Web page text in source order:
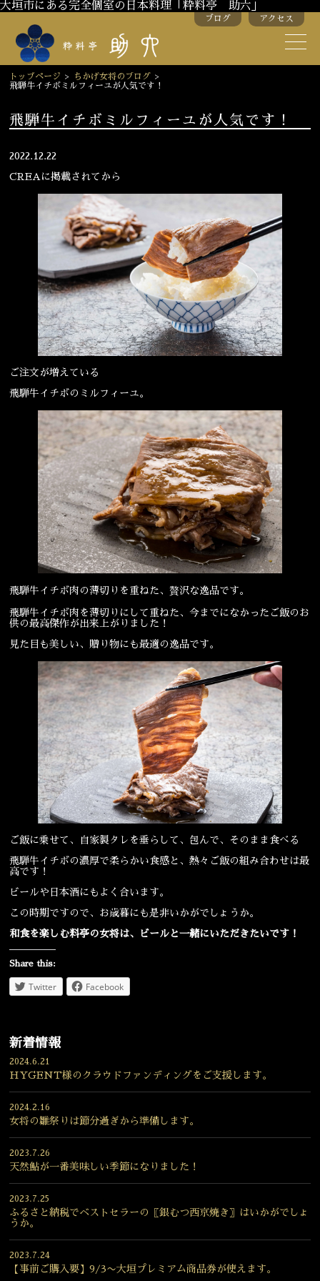
大垣市にある完全個室の日本料理「粋料亭 助六」
ブログ アクセス
トップページ > ちかげ女将のブログ >
飛騨牛イチボミルフィーユが人気です！
飛騨牛イチボミルフィーユが人気です！
2022.12.22
CREAに掲載されてから
ご注文が増えている
飛騨牛イチボのミルフィーユ。
飛騨牛イチボ肉の薄切りを重ねた、贅沢な逸品です。
飛騨牛イチボ肉を薄切りにして重ねた、今までになかったご飯のお
供の最高傑作が出来上がりました！
見た目も美しい、贈り物にも最適の逸品です。
ご飯に乗せて、自家製タレを垂らして、包んで、そのまま食べる
飛騨牛イチボの濃厚で柔らかい食感と、熱々ご飯の組み合わせは最
高です！
ビールや日本酒にもよく合います。
この時期ですので、お歳暮にも是非いかがでしょうか。
和食を楽しむ料亭の女将は、ビールと一緒にいただきたいです！
Share this:
Twitter Facebook
新着情報
2024.6.21
HYGENT様のクラウドファンディングをご支援します。
2024.2.16
女将の雛祭りは節分過ぎから準備します。
2023.7.26
天然鮎が一番美味しい季節になりました！
2023.7.25
ふるさと納税でベストセラーの〖銀むつ西京焼き〗はいかがでしょ
うか。
2023.7.24
【事前ご購入要】9/3〜大垣プレミアム商品券が使えます。
スタッフ紹介
お部屋のご紹介 会議・舞台のご利用
結婚式・披露宴
ご接待 法要
慶事 お顔合わせ
宴会 ウェディング